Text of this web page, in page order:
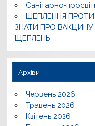
Санітарно-
ЩЕПЛЕННЯ ПРОТИ
ЗНАТИ ПРО
ЩЕПЛЕНЬ
Архіви
Червень 2026
Травень 2026
Квітень 2026